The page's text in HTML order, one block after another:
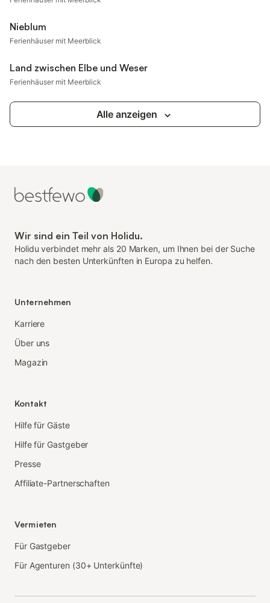
Nieblum
Ferienhäuser mit Meerblick
Land zwischen Elbe und Weser
Ferienhäuser mit Meerblick
Alle anzeigen
Wir sind ein Teil von Holidu.
Holidu verbindet mehr als 20 Marken, um Ihnen bei der Suche
nach den besten Unterkünften in Europa zu helfen.
Unternehmen
Karriere
Über uns
Magazin
Kontakt
Hilfe für Gäste
Hilfe für Gastgeber
Presse
Affiliate-Partnerschaften
Vermieten
Für Gastgeber
Für Agenturen (30+ Unterkünfte)